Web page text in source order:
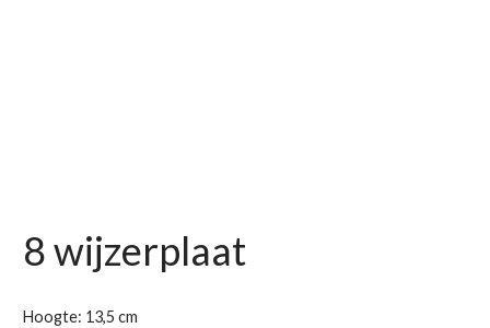
8 wijzerplaat
Hoogte: 13,5 cm